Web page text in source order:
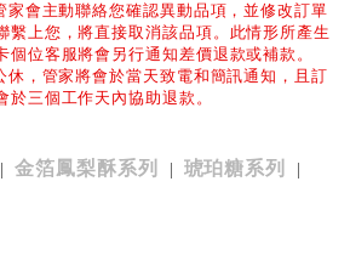
家會主動聯絡您確認異動品項，並修改訂單
繫上您，將直接取消該品項。此情形所產生
個位客服將會另行通知差價退款或補款。
休，管家將會於當天致電和簡訊通知，且訂
三個工作天內協助退款。
金箔鳳梨酥系列 琥珀糖系列